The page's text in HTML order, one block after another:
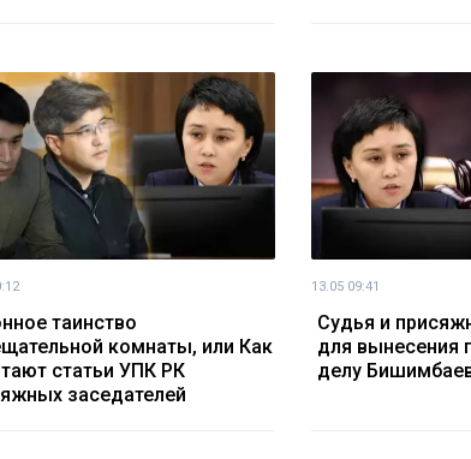
таинство
комнаты, или Как
статьи УПК РК
заседателей
13.05 09:41
Судья и
для вынесения
делу